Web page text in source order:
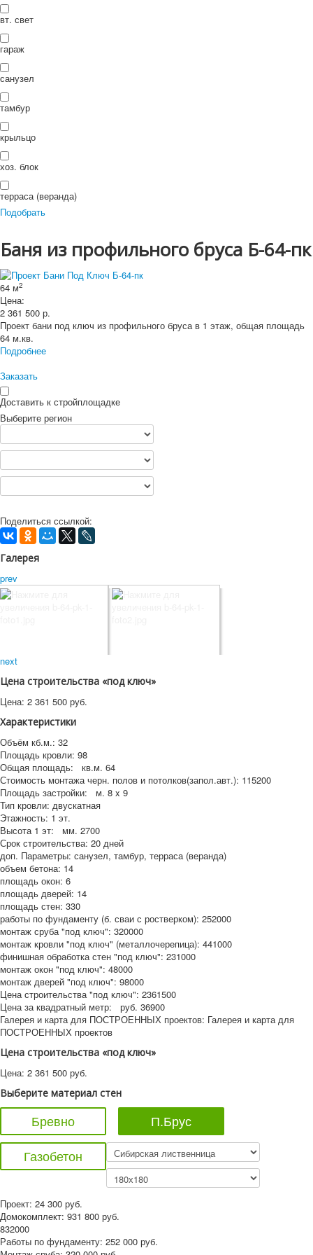
П
ои
ск
Искать...
вт. свет
гараж
санузел
тамбур
крыльцо
хоз. блок
терраса (веранда)
Подобрать
Баня из профильного бруса Б-64-пк
64 м2
Цена:
2 361 500 р.
Проект бани под ключ из профильного бруса в 1 этаж, общая площадь
64 м.кв.
Подробнее
Заказать
Доставить к стройплощадке
Выберите регион
Поделиться ссылкой:
Галерея
prev
next
Цена строительства «под ключ»
Цена: 2 361 500 руб.
Характеристики
Объём кб.м.: 32
Площадь кровли: 98
Общая площадь:
кв.м. 64
Стоимость монтажа черн. полов и потолков(запол.авт.): 115200
Площадь застройки:
м. 8 x 9
Тип кровли: двускатная
Этажность: 1 эт.
Высота 1 эт:
мм. 2700
Срок строительства: 20 дней
доп. Параметры: санузел, тамбур, терраса (веранда)
объем бетона: 14
площадь окон: 6
площадь дверей: 14
площадь стен: 330
работы по фундаменту (б. сваи с ростверком): 252000
монтаж сруба "под ключ": 320000
монтаж кровли "под ключ" (металлочерепица): 441000
финишная обработка стен "под ключ": 231000
монтаж окон "под ключ": 48000
монтаж дверей "под ключ": 98000
Цена строительства "под ключ": 2361500
Цена за квадратный метр:
руб. 36900
Галерея и карта для ПОСТРОЕННЫХ проектов: Галерея и карта для
ПОСТРОЕННЫХ проектов
Цена строительства «под ключ»
Цена: 2 361 500 руб.
Выберите материал стен
Бревно
П.Брус
Газобетон
Проект: 24 300 руб.
Домокомплект: 931 800 руб.
832000
Работы по фундаменту: 252 000 руб.